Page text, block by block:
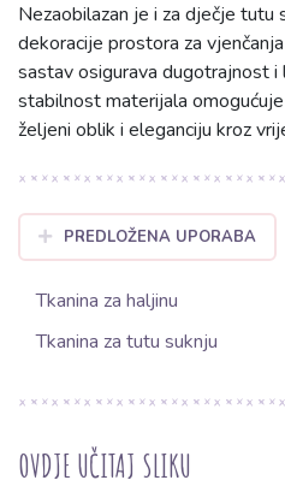
Nezaobilazan je i za dječje tutu
dekoracije prostora za
sastav osigurava dugotrajnost i
stabilnost materijala
željeni oblik i eleganciju kroz
PREDLOŽENA UPORABA
Tkanina za haljinu
Tkanina za tutu suknju
OVDJE UČITAJ SLIKU